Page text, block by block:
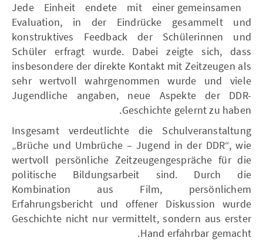
Jede Einheit endete mit einer gemeinsamen
Evaluation, in der Eindrücke gesammelt und
konstruktives Feedback der Schülerinnen und
Schüler erfragt wurde. Dabei zeigte sich, dass
insbesondere der direkte Kontakt mit Zeitzeugen als
sehr wertvoll wahrgenommen wurde und viele
Jugendliche angaben, neue Aspekte der DDR-
Geschichte gelernt zu haben.
Insgesamt verdeutlichte die Schulveranstaltung
„Brüche und Umbrüche – Jugend in der DDR“, wie
wertvoll persönliche Zeitzeugengespräche für die
politische Bildungsarbeit sind. Durch die
Kombination aus Film, persönlichem
Erfahrungsbericht und offener Diskussion wurde
Geschichte nicht nur vermittelt, sondern aus erster
Hand erfahrbar gemacht.